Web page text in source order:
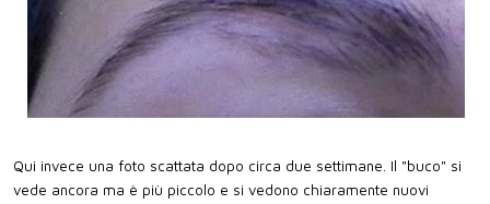
Qui invece una foto scattata dopo circa due settimane. Il "buco" si
vede ancora ma è più piccolo e si vedono chiaramente nuovi